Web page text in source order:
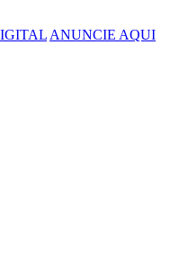
ANUNCIE AQUI